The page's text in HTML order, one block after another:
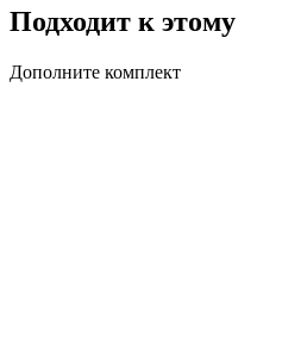
Подходит к этому
Дополните комплект